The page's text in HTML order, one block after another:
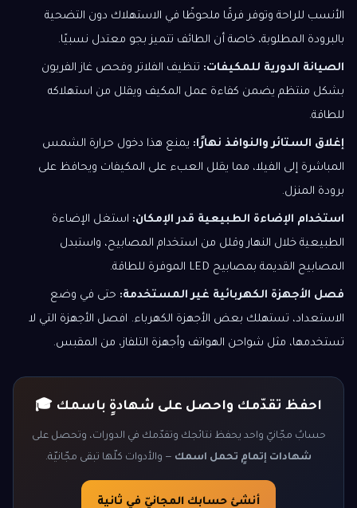
الأنسب للراحة وتوفر فرقًا ملحوظًا في الاستهلاك دون التضحية
بالبرودة المطلوبة، خاصة أن الطائف تتميز بجو معتدل نسبيًا.
الصيانة الدورية للمكيفات: تنظيف الفلاتر وفحص غاز الفريون
بشكل منتظم يضمن كفاءة عمل المكيف ويقلل من استهلاكه
للطاقة.
إغلاق الستائر والنوافذ نهارًا: يمنع هذا دخول حرارة الشمس
المباشرة إلى الفيلا، مما يقلل العبء على المكيفات ويحافظ على
برودة المنزل.
استخدام الإضاءة الطبيعية قدر الإمكان: استغل الإضاءة
الطبيعية خلال النهار وقلل من استخدام المصابيح، واستبدل
المصابيح القديمة بمصابيح LED الموفرة للطاقة.
فصل الأجهزة الكهربائية غير المستخدمة: حتى في وضع
الاستعداد، تستهلك بعض الأجهزة الكهرباء. افصل الأجهزة التي لا
تستخدمها، مثل شواحن الهواتف وأجهزة التلفاز، من المقبس.
احفظ تقدّمك واحصل على شهادةٍ باسمك 🎓
حسابٌ مجّانيّ واحد يحفظ نتائجك وتقدّمك في الدورات، وتحصل على
شهادات إتمامٍ تحمل اسمك — والأدوات كلّها تبقى مجّانيّة.
أنشئ حسابك المجانيّ في ثانية